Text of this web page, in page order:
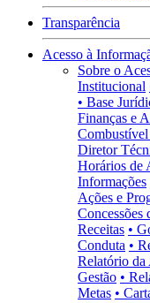
Transparência
Acesso à
Sobre o
Institucional
• Base
Finanças e
Diretor
Horários de
Informações
Ações e
Concessões
Receitas •
Conduta •
Relatório da
Gestão •
Metas •